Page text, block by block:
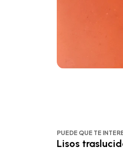
PUEDE QUE TE
Lisos